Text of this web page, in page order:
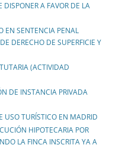
A FAVOR DE LA
SENTENCIA PENAL
DERECHO DE SUPERFICIE Y
(ACTIVIDAD
DE INSTANCIA PRIVADA
USO TURÍSTICO EN MADRID
HIPOTECARIA POR
LA FINCA INSCRITA YA A